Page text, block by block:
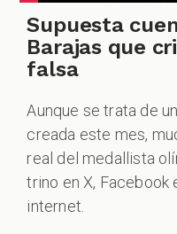
Supuesta
Barajas que
falsa
Aunque se trata de
creada este mes,
real del medallista
trino en X,
internet.